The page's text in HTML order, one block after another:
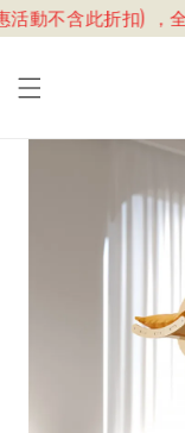
動不含此折扣) ，